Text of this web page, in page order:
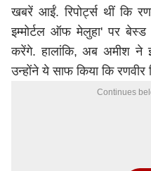
खबरें आईं. रिपोर्ट्स थीं कि
इम्मोर्टल ऑफ मेलुहा' पर
करेंगे. हालांकि, अब अमीश ने
उन्होंने ये साफ किया कि
Continues